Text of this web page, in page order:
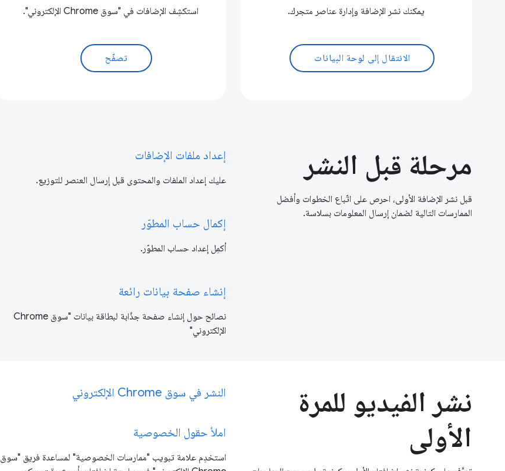
يمكنك نشر الإضافة وإدارة عناصر متجرك.
الانتقال إلى لوحة البيانات
استكشِف الإضافات في "سوق Chrome الإلكتروني".
تصفّح
مرحلة قبل النشر
قبل نشر الإضافة الأولى، احرص على اتّباع الخطوات وأفضل
الممارسات التالية لضمان إرسال المعلومات بسلاسة.
إعداد ملفات الإضافات
عليك إعداد الملفات والمحتوى قبل إرسال العنصر للتوزيع.
إكمال حساب المطوّر
أكمِل إعداد حساب المطوّر.
إنشاء صفحة بيانات رائعة
نصائح حول إنشاء صفحة جذّابة لبطاقة بيانات "سوق Chrome
الإلكتروني"
نشر الفيديو للمرة
الأولى
النشر في سوق Chrome الإلكتروني
املأ حقول الخصوصية
استخدِم علامة تبويب "ممارسات الخصوصية" لمساعدة فريق "سوق